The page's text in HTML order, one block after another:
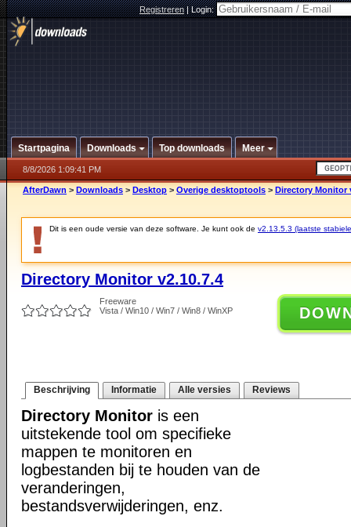
Registreren|Login:
Startpagina Downloads Top downloads Meer
8/8/2026 1:09:41 PM
AfterDawn > Downloads > Desktop > Overige desktoptools > Directory Monitor
Dit is een oude versie van deze software. Je kunt ook de v2.13.5.3 (laatste
Directory Monitor v2.10.7.4
Freeware
Vista / Win10 / Win7 / Win8 / WinXP
Beschrijving Informatie Alle versies Reviews
Directory Monitor is een
uitstekende tool om specifieke
mappen te monitoren en
logbestanden bij te houden van de
veranderingen,
bestandsverwijderingen, enz.